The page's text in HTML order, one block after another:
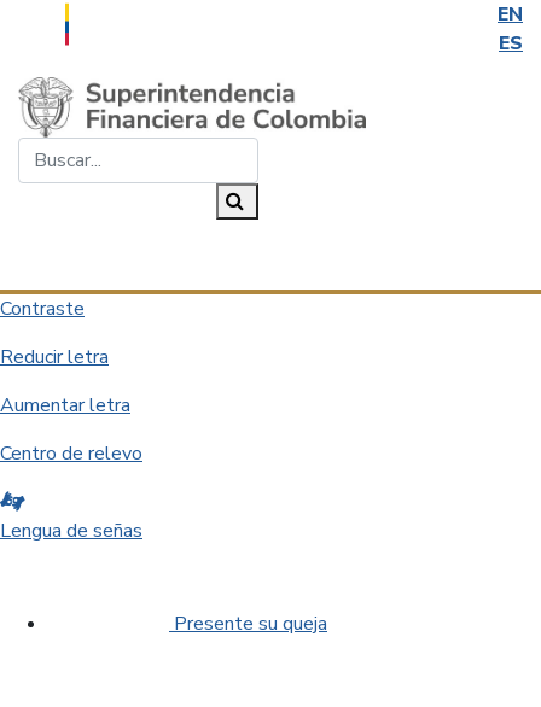
EN
ES
Saltar al contenido principal
Contraste
Reducir letra
Aumentar letra
Centro de relevo
Lengua de señas
Presente su queja